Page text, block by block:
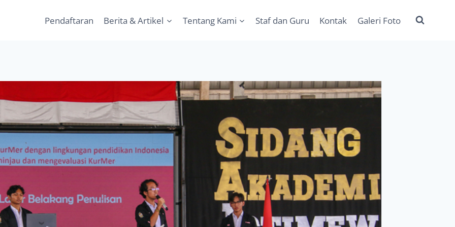
Pendaftaran Berita & Artikel Tentang Kami Staf dan Guru Kontak Galeri Foto